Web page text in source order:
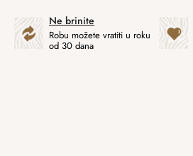
Ne brinite
Robu možete vratiti u roku
od 30 dana